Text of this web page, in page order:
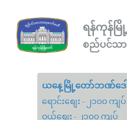
ရန်ကုန်မ
စည်ပင်သ
ယနေ့မြို့တော်ဘဏ်ဒေါ်
ရောင်းစျေး - ၂၁၀၀ ကျပ်
ဝယ်စျေး - ၂၁၀၀ ကျပ်